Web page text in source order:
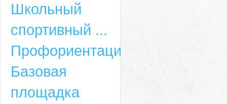
Школьный
спортивный ...
Профориентация
Базовая
площадка